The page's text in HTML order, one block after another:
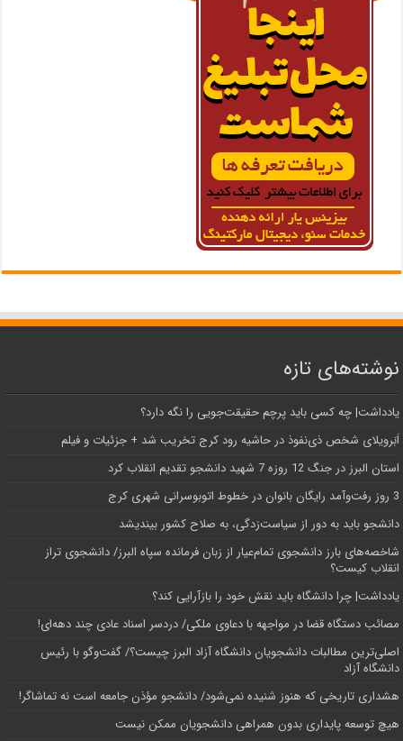
نوشته‌های تازه
یادداشت| ‌چه کسی باید پرچم حقیقت‌جویی را نگه دارد؟
اَبَر‌ویلای شخص ذی‌نفوذ در حاشیه‌ رود کرج تخریب شد + جزئیات و فیلم
استان البرز در جنگ 12 روزه 7 شهید دانشجو تقدیم انقلاب کرد
3 روز رفت‌وآمد رایگان بانوان در خطوط اتوبوسرانی شهری کرج
دانشجو باید به دور از سیاست‌زدگی، به صلاح کشور بیندیشد
شاخصه‌های بارز دانشجوی تمام‌عیار از زبان فرمانده سپاه البرز/ دانشجوی تراز
انقلاب کیست؟
یادداشت| چرا دانشگاه باید نقش خود را بازآرایی کند؟
مصائب دستگاه قضا در مواجهه با دعاوی ملکی/ دردسر اسناد عادی چند‌ دهه‌ای!
اصلی‌ترین مطالبات دانشجویان دانشگاه آزاد البرز چیست؟/ گفت‌وگو با رئیس
دانشگاه آز‌اد
هشداری تاریخی که هنوز شنیده نمی‌شود/ دانشجو مؤذن جامعه است نه تماشاگر!
هیچ توسعه پایداری بدون همراهی دانشجویان ممکن نیست